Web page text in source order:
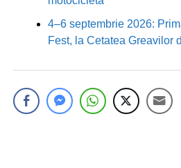
4–6 septembrie 2026:
Fest, la Cetatea Greavilor